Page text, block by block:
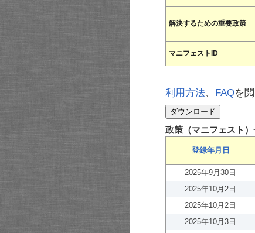
解決するための重要政策
マニフェストID
利用方法、 FAQを
政策（マニフェスト）
登録年月日
2025年9月30日
2025年10月2日
2025年10月2日
2025年10月3日